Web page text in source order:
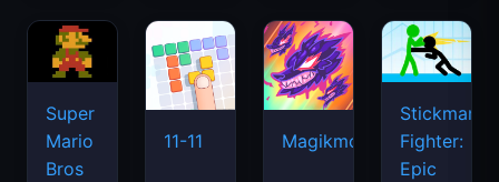
Super
Mario
Bros
11-11 Magikmon
Stickman
Fighter:
Epic